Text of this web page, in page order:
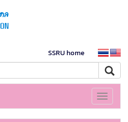
SSRU home
Toggle